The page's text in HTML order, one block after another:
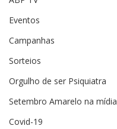
Eventos
Campanhas
Sorteios
Orgulho de ser Psiquiatra
Setembro Amarelo na mídia
Covid-19